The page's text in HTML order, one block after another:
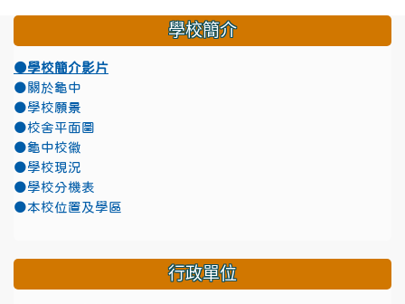
學校簡介
●學校簡介影片
●關於龜中
●學校願景
●校舍平面圖
●龜中校徽
●學校現況
●學校分機表
●本校位置及學區
行政單位